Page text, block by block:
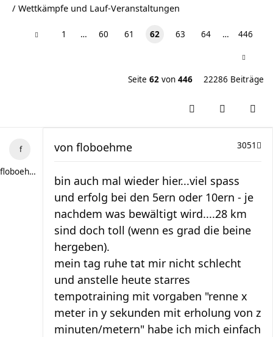
Wettkämpfe und Lauf-Veranstaltungen
1 … 60 61 62 63 64 … 446
Seite 62 von 446 22286 Beiträge
floboehme
3051
von floboehme
bin auch mal wieder hier...viel spass
und erfolg bei den 5ern oder 10ern - je
nachdem was bewältigt wird....28 km
sind doch toll (wenn es grad die beine
hergeben).
mein tag ruhe tat mir nicht schlecht
und anstelle heute starres
tempotraining mit vorgaben "renne x
meter in y sekunden mit erholung von z
minuten/metern" habe ich mich einfach